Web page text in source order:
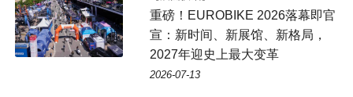
重磅！EUROBIKE 2026落幕即官
宣：新时间、新展馆、新格局，
2027年迎史上最大变革
2026-07-13